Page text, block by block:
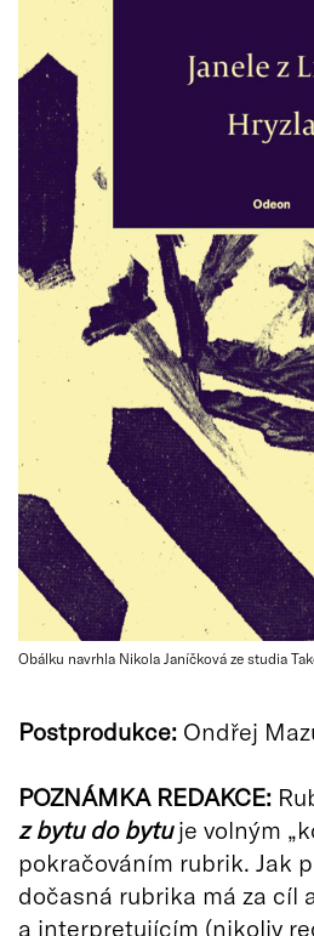
Obálku navrhla Nikola Janíčková ze studia
Postprodukce: Ondřej
POZNÁMKA REDAKCE:
z bytu do bytuje volným
pokračováním rubrik. Jak
dočasná rubrika má za cíl
a interpretujícím (nikoliv